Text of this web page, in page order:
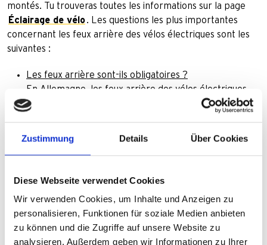
Zustimmung Details Über Cookies
Diese Webseite verwendet Cookies
Wir verwenden Cookies, um Inhalte und Anzeigen zu
personalisieren, Funktionen für soziale Medien anbieten
zu können und die Zugriffe auf unsere Website zu
analysieren. Außerdem geben wir Informationen zu Ihrer
montés. Tu trouveras toutes les informations sur la page
Éclairage de vélo. Les questions les plus importantes
concernant les feux arrière des vélos électriques sont les
suivantes :
Les feux arrière sont-ils obligatoires ?
En Allemagne, les feux arrière des vélos électriques
sont obligatoires en cas de mauvaise visibilité et dans
Seuls sont autorisés les feux arrière à LED certifiés par
Pour les S-Pedelecs, la règle supplémentaire est que
l'éclairage doit également être allumé de jour.